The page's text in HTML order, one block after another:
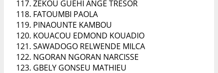
ZEKOU GUEHI ANGE TRESOR
FATOUMBI PAOLA
PINAOUNTE KAMBOU
KOUACOU EDMOND KOUADIO
SAWADOGO RELWENDE MILCA
NGORAN NGORAN NARCISSE
GBELY GONSEU MATHIEU